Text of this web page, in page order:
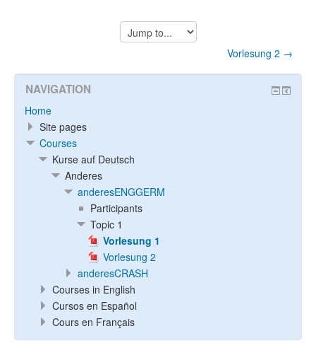
Jump
to...
Vorlesung 2 →
NAVIGATION
Home
Site pages
Courses
Kurse auf Deutsch
Anderes
anderesENGGERM
Participants
Topic 1
Vorlesung 1
Vorlesung 2
anderesCRASH
Courses in English
Cursos en Español
Cours en Français